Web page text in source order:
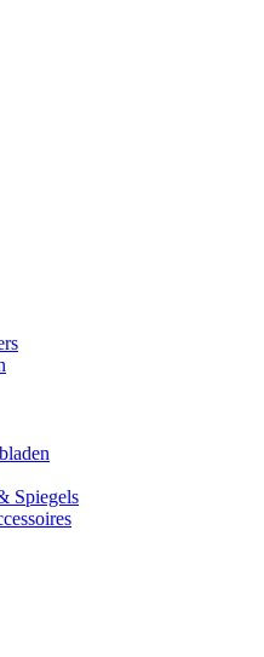
Spiegels